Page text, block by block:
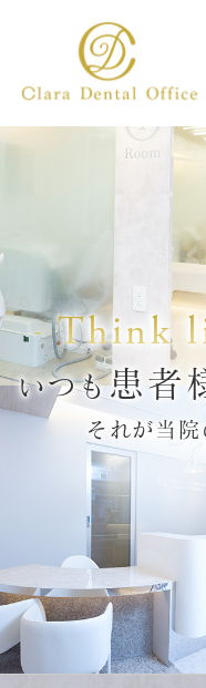
Think
いつも患者
それが当